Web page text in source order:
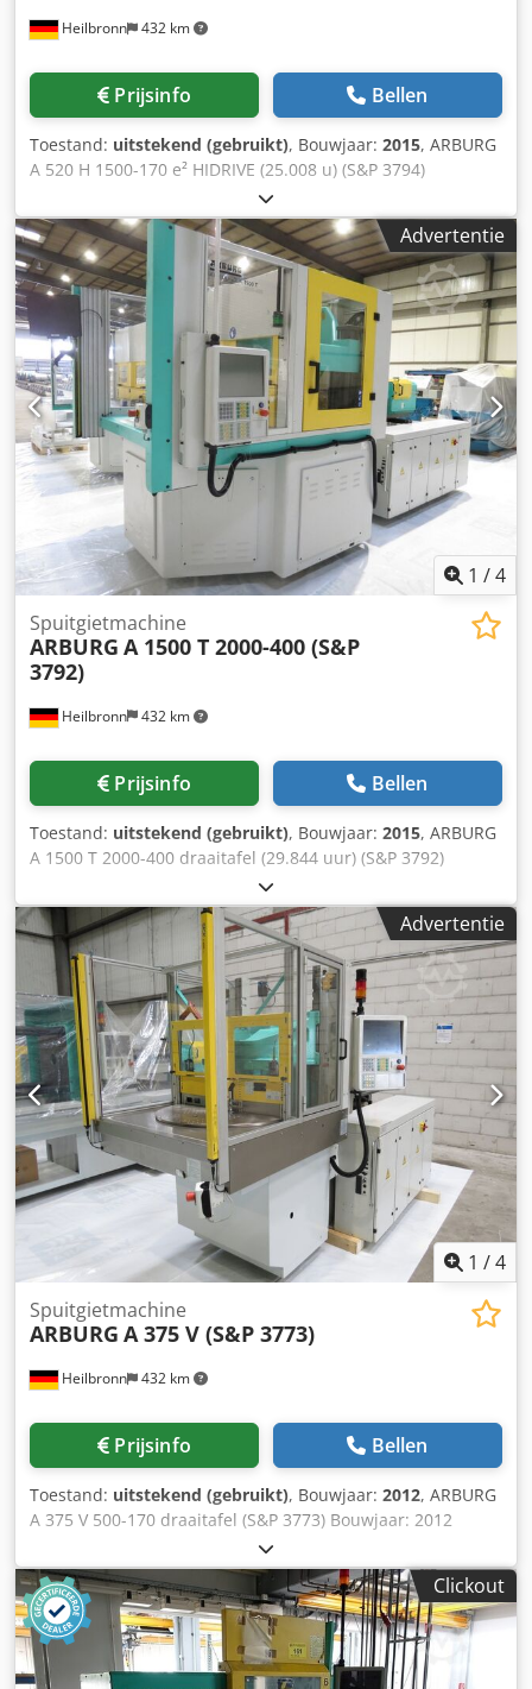
Heilbronn 432 km
Prijsinfo Bellen
Toestand: uitstekend (gebruikt), Bouwjaar: 2015, ARBURG
A 520 H 1500-170 e² HIDRIVE (25.008 u) (S&P 3794)
Bouwjaar: 2015 Bedrijfsuren: 25.008 uur Schroef: 25 mm
Spuitdruk: 2500 bar Slagvolume: 59 cm³ Sluitkracht: 150 t
Kolomafstand: 520 x 520 mm Min. matrijshoogte: 250 mm
Max. platenafstand: 950 mm Afmetingen: 4800 x 1700 x
2400 mm Gewicht: 6000 kg Aansluiting: 29 kW HHG-
interface EM67, hydraulisch accumulatorsysteem,
luchtventiel etc... Prijs: op aanvraag Cjdpfx Akjzrwhgj Ueha
Contactpersoon: dhr. Ralf Schulz
Advertentie
1 /4
Heilbronn 432 km
Spuitgietmachine
ARBURG A 1500 T 2000-400 (S&P
3792)
Prijsinfo Bellen
Toestand: uitstekend (gebruikt), Bouwjaar: 2015, ARBURG
A 1500 T 2000-400 draaitafel (29.844 uur) (S&P 3792)
Bouwjaar: 2015 Bedrijfsuren: 29.844 uur Schroef: 40 mm
Spuitdruk: 2000 bar Shotvolume: 201 cm³ Sluitkracht: 200
ton Kolomafstand: 1500 mm Min. matrijsinbouwhoogte:
400 mm Chsdpfx Akszrwfro Uoa Max. plaatafstand: 700
mm Afmetingen: 4700 x 2100 x 2600 mm Gewicht: 11.500
kg Aansluiting: 22 kW 1500 mm tafeldiameter, 2-stations
(180°) draaitafel, 2-kern uittrekkers, uitblazer, interface
voor kleurtoestel, matrijsverwarming, nieuwprijs ca. €
250.000, etc. Prijs: op aanvraag Contactpersoon: Dhr. Ralf
Schulz
Advertentie
1 /4
Heilbronn 432 km
Spuitgietmachine
ARBURG A 375 V (S&P 3773)
Prijsinfo Bellen
Toestand: uitstekend (gebruikt), Bouwjaar: 2012, ARBURG
A 375 V 500-170 draaitafel (S&P 3773) Bouwjaar: 2012
Bedrijfsuren: 36.900 uur Schroef: 25 HVF mm Spuitdruk:
2500 bar Slagvolume: 59 cm³ Sluitkracht: 50 t Min.
matrijsinbouwhoogte: 170 mm Max. platenafstand: 520
mm Afmetingen: 3300 x 1700 x 2100 mm Codpozrwd Isfx
Ak Usha Gewicht: 3740 kg Aansluiting: 11 + 11 = 22 kW
Verticale spuitgietmachine met 900 mm draaitafel,
Clickout